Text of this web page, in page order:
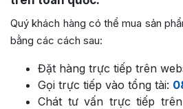
Quý khách hàng có thể mua sản
bằng các cách sau:
Đặt hàng trực tiếp trên
Gọi trực tiếp vào tổng tài:
Chát tư vấn trực tiếp